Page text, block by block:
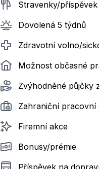
Stravenky/
Dovolená 5 týdnů
Zdravotní volno/
Možnost občasné
Zvýhodněné půjčky
Zahraniční pracovní
Firemní akce
Bonusy/prémie
Příspěvek na